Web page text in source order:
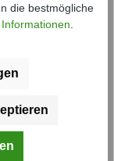
die bestmögliche